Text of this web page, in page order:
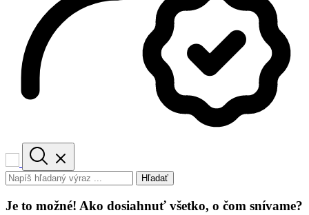
Hľadať
Je to možné! Ako dosiahnuť všetko, o čom snívame?